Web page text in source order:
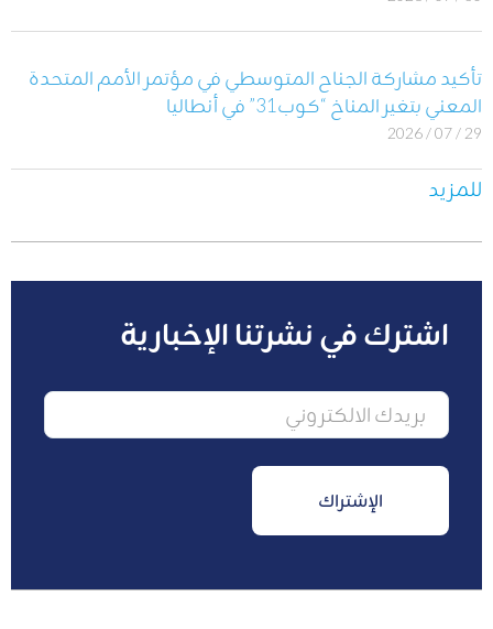
تأكيد مشاركة الجناح المتوسطي في مؤتمر الأمم المتحدة
المعني بتغير المناخ “كوب31” في أنطاليا
29 / 07 / 2026
للمزيد
اشترك في نشرتنا الإخبارية